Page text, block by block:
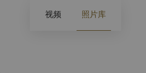
视频 照片库